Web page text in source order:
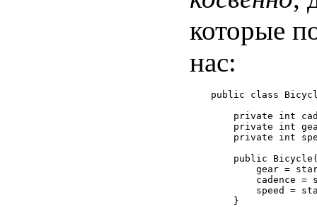
которые
нас:
public class
private int
private int
private int
public
gear =
cadence =
speed =
    }